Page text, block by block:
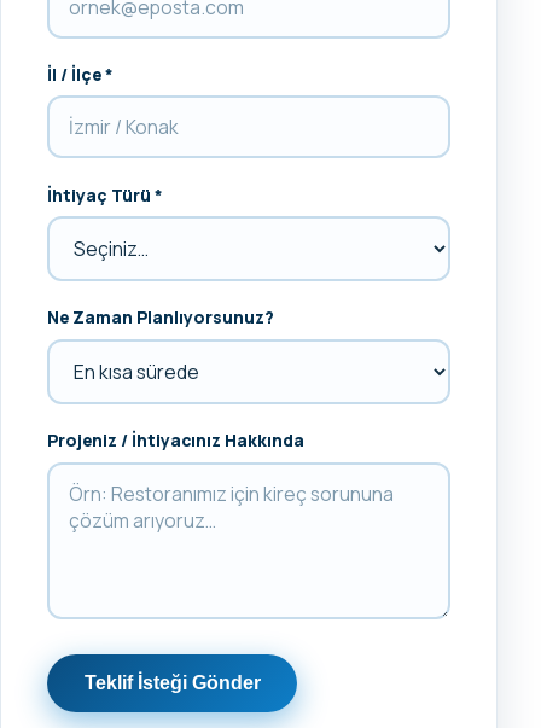
İl / İlçe *
İhtiyaç Türü *
Ne Zaman Planlıyorsunuz?
Projeniz / İhtiyacınız Hakkında
Teklif İsteği Gönder